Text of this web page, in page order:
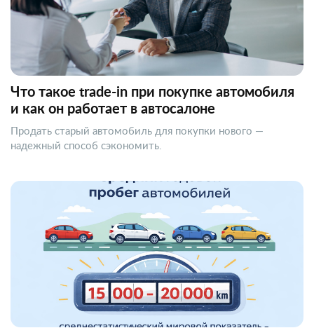
Что такое trade-in при покупке автомобиля
и как он работает в автосалоне
Продать старый автомобиль для покупки нового —
надежный способ сэкономить.